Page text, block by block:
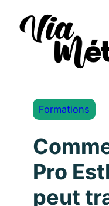
Formations
Pro
peut